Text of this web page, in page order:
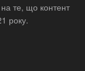
те, що контент
року.